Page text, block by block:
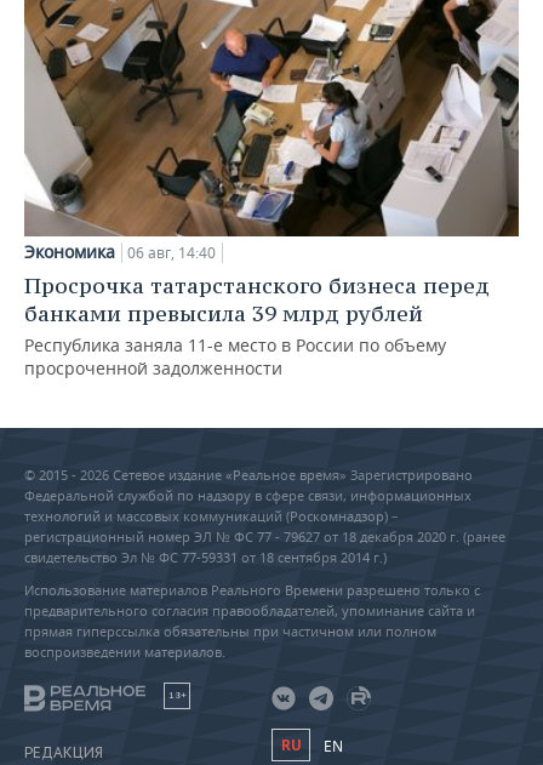
Экономика 06 авг, 14:40
Просрочка татарстанского бизнеса перед
банками превысила 39 млрд рублей
Республика заняла 11-е место в России по объему
просроченной задолженности
© 2015 - 2026 Сетевое издание «Реальное время» Зарегистрировано
Федеральной службой по надзору в сфере связи, информационных
технологий и массовых коммуникаций (Роскомнадзор) –
регистрационный номер ЭЛ № ФС 77 - 79627 от 18 декабря 2020 г. (ранее
свидетельство Эл № ФС 77-59331 от 18 сентября 2014 г.)
Использование материалов Реального Времени разрешено только с
предварительного согласия правообладателей, упоминание сайта и
прямая гиперссылка обязательны при частичном или полном
воспроизведении материалов.
18+
РЕДАКЦИЯ RU EN